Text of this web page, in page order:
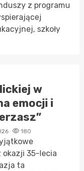
z programu
szkoły
w
emocji i
180
okazji 35-lecia
ta